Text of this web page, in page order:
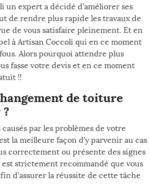
un expert a décidé d’améliorer ses
de rendre plus rapide les travaux de
de vous satisfaire pleinement. Et en
à Artisan Coccoli qui en ce moment
Alors pourquoi attendre plus
fasse votre devis et en ce moment
!!
de toiture
par les problèmes de votre
la meilleure façon d’y parvenir au cas
correctement ou présente des signes
strictement recommandé que vous
d’assurer la réussite de cette tâche